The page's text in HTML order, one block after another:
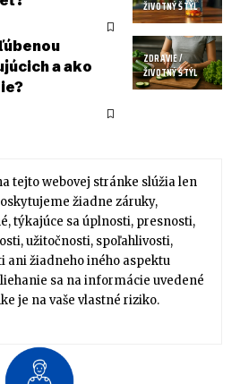
ŽIVOTNÝ ŠTÝL
ZDRAVIE /
ŽIVOTNÝ ŠTÝL
a ako
tejto webovej stránke slúžia len
žiadne záruky,
týkajúce sa úplnosti, presnosti,
užitočnosti, spoľahlivosti,
ani žiadneho iného aspektu
sa na informácie uvedené
je na vaše vlastné riziko.